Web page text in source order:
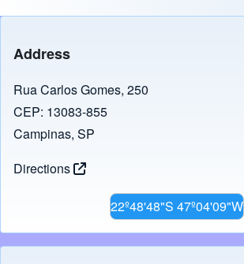
Address
Rua Carlos Gomes, 250
CEP: 13083-855
Campinas, SP
Directions
22º48'48"S 47º04'09"W